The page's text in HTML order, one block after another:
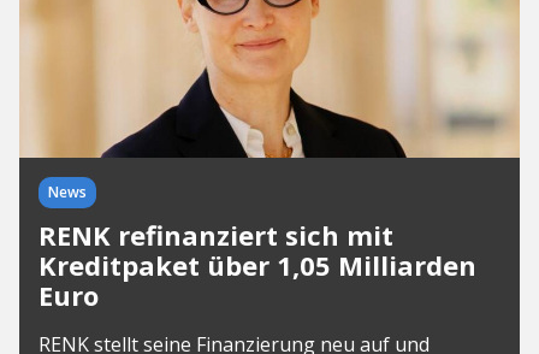
News
RENK refinanziert sich mit
Kreditpaket über 1,05 Milliarden
Euro
RENK stellt seine Finanzierung neu auf und